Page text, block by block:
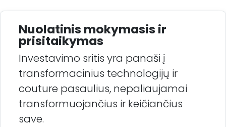
Nuolatinis mokymasis ir
prisitaikymas
Investavimo sritis yra panaši į
transformacinius technologijų ir
couture pasaulius, nepaliaujamai
transformuojančius ir keičiančius
save.